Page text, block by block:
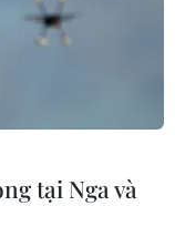
tại Nga và